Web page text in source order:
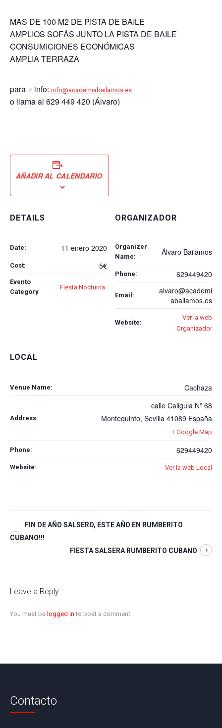
MAS DE 100 M2 DE PISTA DE BAILE
AMPLIOS SOFÁS JUNTO LA PISTA DE BAILE
CONSUMICIONES ECONÓMICAS
AMPLIA TERRAZA
para + info: info@academiabailamos.es
o llama al 629 449 420 (Álvaro)
AÑADIR AL CALENDARIO
DETAILS
Date: 11 enero 2020
Cost: 5€
Evento
Category
Fiesta Nocturna
LOCAL
Venue Name: Cachaza
Address:
calle Caligula Nº 68
Montequinto, Sevilla 41089 España
+ Google Map
Phone: 629449420
Website: Ver la web Local
ORGANIZADOR
Organizer
Name:
Álvaro Bailamos
Phone: 629449420
Email:
alvaro@academi
abailamos.es
Website:
Ver la web
Organizador
FIN DE AÑO SALSERO, ESTE AÑO EN RUMBERITO
CUBANO!!!
FIESTA SALSERA RUMBERITO CUBANO
Leave a Reply
You must be logged in to post a comment.
Contacto